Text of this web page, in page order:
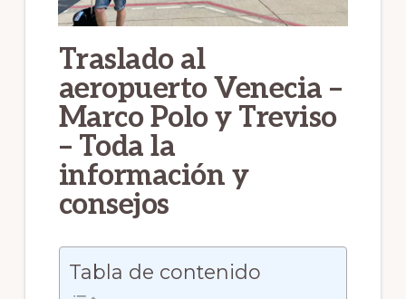
Traslado al
aeropuerto Venecia –
Marco Polo y Treviso
– Toda la
información y
consejos
Tabla de contenido